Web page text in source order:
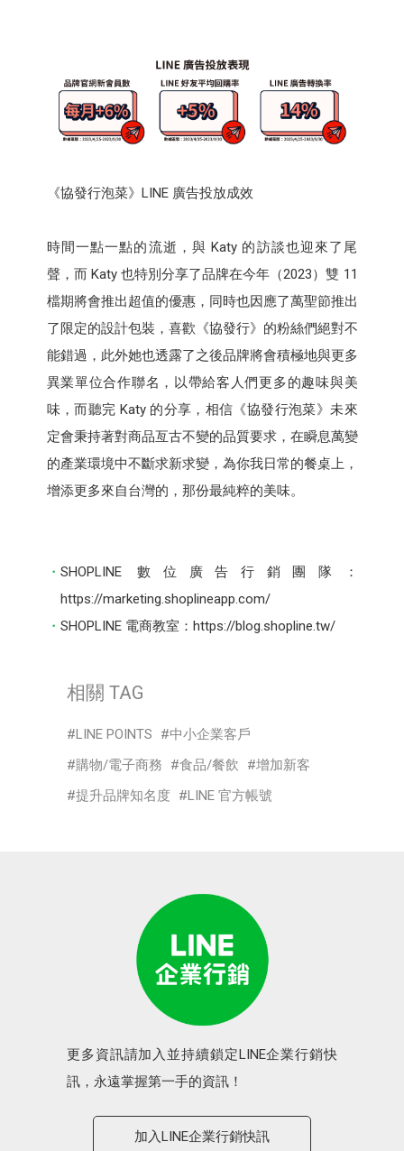
《協發行泡菜》LINE 廣告投放成效
時間一點一點的流逝，與 Katy 的訪談也迎來了尾
聲，而 Katy 也特別分享了品牌在今年（2023）雙 11
檔期將會推出超值的優惠，同時也因應了萬聖節推出
了限定的設計包裝，喜歡《協發行》的粉絲們絕對不
能錯過，此外她也透露了之後品牌將會積極地與更多
異業單位合作聯名，以帶給客人們更多的趣味與美
味，而聽完 Katy 的分享，相信《協發行泡菜》未來
定會秉持著對商品亙古不變的品質要求，在瞬息萬變
的產業環境中不斷求新求變，為你我日常的餐桌上，
增添更多來自台灣的，那份最純粹的美味。
SHOPLINE 數位廣告行銷團隊：
https://marketing.shoplineapp.com/
SHOPLINE 電商教室：https://blog.shopline.tw/
相關 TAG
LINE POINTS
中小企業客戶
購物/電子商務
食品/餐飲
增加新客
提升品牌知名度
LINE 官方帳號
更多資訊請加入並持續鎖定LINE企業行銷快
訊，永遠掌握第一手的資訊！
加入LINE企業行銷快訊